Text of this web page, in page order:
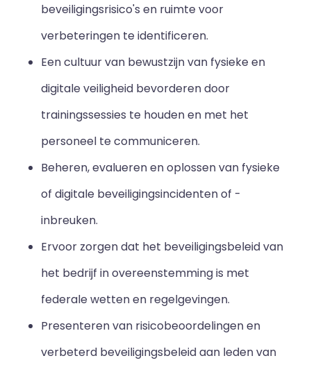
beveiligingsrisico's en ruimte voor
verbeteringen te identificeren.
Een cultuur van bewustzijn van fysieke en
digitale veiligheid bevorderen door
trainingssessies te houden en met het
personeel te communiceren.
Beheren, evalueren en oplossen van fysieke
of digitale beveiligingsincidenten of -
inbreuken.
Ervoor zorgen dat het beveiligingsbeleid van
het bedrijf in overeenstemming is met
federale wetten en regelgevingen.
Presenteren van risicobeoordelingen en
verbeterd beveiligingsbeleid aan leden van